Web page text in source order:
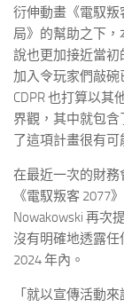
衍伸動畫《電馭
局》的幫助之下
說也更加接近當初
加入令玩家們敲碗
CDPR 也打算以
界觀，其中就包
了這項計畫很有可
在最近一次的財
《電馭叛客 2077
Nowakowski 再次
沒有明確地透露
2024 年內。
「就以宣傳活動